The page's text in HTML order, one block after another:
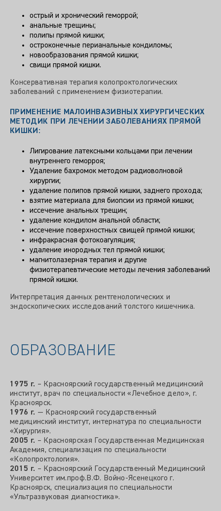
острый и хронический геморрой;
анальные трещины;
полипы прямой кишки;
остроконечные перианальные кондиломы;
новообразования прямой кишки;
свищи прямой кишки.
Консервативная терапия колопроктологических
заболеваний с применением физиотерапии.
ПРИМЕНЕНИЕ МАЛОИНВАЗИВНЫХ ХИРУРГИЧЕСКИХ
МЕТОДИК ПРИ ЛЕЧЕНИИ ЗАБОЛЕВАНИЯХ ПРЯМОЙ
КИШКИ:
Лигирование латексными кольцами при лечении
внутреннего геморроя;
Удаление бахромок методом радиоволновой
хирургии;
удаление полипов прямой кишки, заднего прохода;
взятие материала для биопсии из прямой кишки;
иссечение анальных трещин;
удаление кондилом анальной области;
иссечение поверхностных свищей прямой кишки;
инфракрасная фотокоагуляция;
удаление инородных тел прямой кишки;
магнитолазерная терапия и другие
физиотерапевтические методы лечения заболеваний
прямой кишки.
Интерпретация данных рентгенологических и
эндоскопических исследований толстого кишечника.
ОБРАЗОВАНИЕ
1975 г. – Красноярский государственный медицинский
институт, врач по специальности «Лечебное дело», г.
Красноярск.
1976 г. — Красноярский государственный
медицинский институт, интернатура по специальности
«Хирургия».
2005 г. – Красноярская Государственная Медицинская
Академия, специализация по специальности
«Колопроктология».
2015 г. – Красноярский Государственный Медицинский
Университет им.проф.В.Ф. Войно-Ясенецкого г.
Красноярск, специализация по специальности
«Ультразвуковая диагностика».